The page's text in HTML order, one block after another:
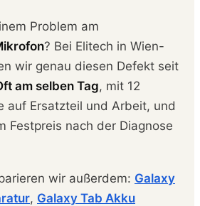
Problem am
? Bei Elitech in Wien-
wir genau diesen Defekt seit
am selben Tag, mit 12
auf Ersatzteil und Arbeit, und
Festpreis nach der Diagnose
wir außerdem: Galaxy
, Galaxy Tab Akku